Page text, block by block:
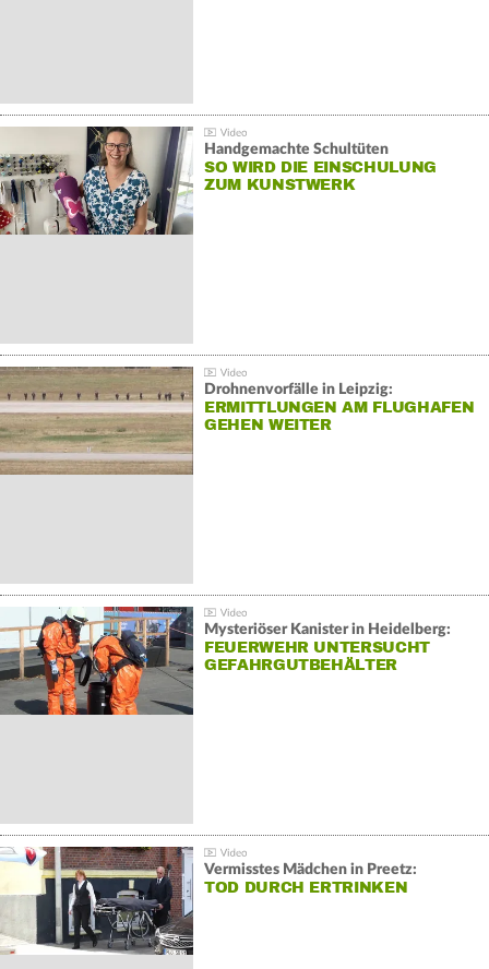
Handgemachte Schultüten
SO WIRD DIE EINSCHULUNG
ZUM KUNSTWERK
Drohnenvorfälle in Leipzig:
ERMITTLUNGEN AM FLUGHAFEN
GEHEN WEITER
Mysteriöser Kanister in Heidelberg:
FEUERWEHR UNTERSUCHT
GEFAHRGUTBEHÄLTER
Vermisstes Mädchen in Preetz:
TOD DURCH ERTRINKEN